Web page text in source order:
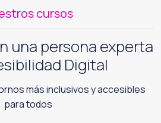
cursos
una persona experta
Digital
más inclusivos y accesibles
para todos